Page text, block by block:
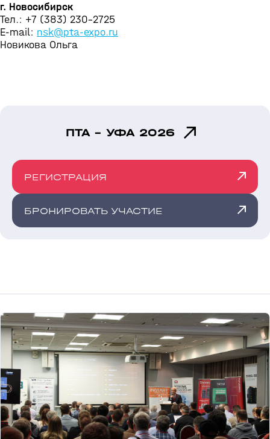
г. Новосибирск
Тел.: +7 (383) 230-2725
E-mail: nsk@pta-expo.ru
Новикова Ольга
ПТА - УФА 2026
РЕГИСТРАЦИЯ
БРОНИРОВАТЬ УЧАСТИЕ